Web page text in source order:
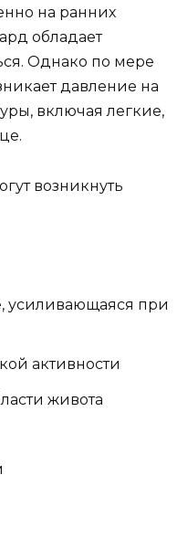
на ранних
обладает
Однако по мере
давление на
включая легкие,
возникнуть
усиливающаяся при
активности
живота